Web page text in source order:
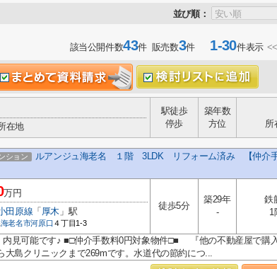
並び順：
該当公開件数43件 販売数3件1-30件表示
在地
駅徒歩
停歩
築年数
方位
所
ション ルアンジュ海老名 １階 3LDK リフォーム済み 【仲介手
万円
田原線 「 厚木 」駅
海老名市河原口 ４丁目1-3
徒歩5分
築29年
-
鉄
1
内見可能です♪ ■□仲介手数料0円対象物件□■ 『他の不動産屋で購
島クリニックまで269mです。水道代の節約につ...